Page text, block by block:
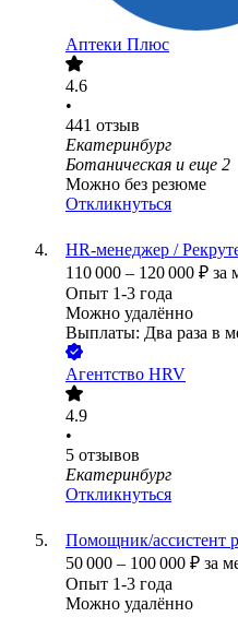
Аптеки Плюс
4.6
•
441 отзыв
Екатеринбург
Ботаническая и еще 2
Можно без резюме
Откликнуться
HR-менеджер /
110 000 – 120 000 ₽ за
Опыт 1-3 года
Можно удалённо
Выплаты: Два раза в
Агентство HRV
4.9
•
5 отзывов
Екатеринбург
Откликнуться
Помощник/ассистент
50 000 – 100 000 ₽ за
Опыт 1-3 года
Можно удалённо